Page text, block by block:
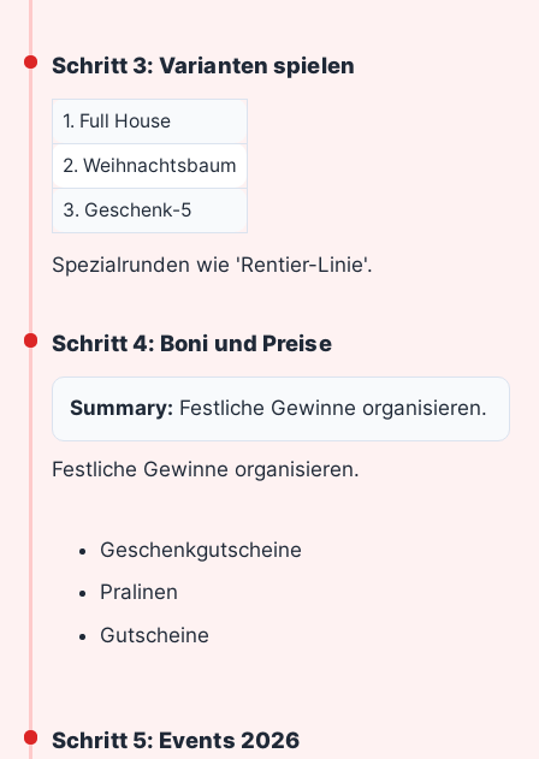
Schritt 3: Varianten spielen
1. Full House
2. Weihnachtsbaum
3. Geschenk-5
Spezialrunden wie 'Rentier-Linie'.
Schritt 4: Boni und Preise
Summary: Festliche Gewinne organisieren.
Festliche Gewinne organisieren.
Geschenkgutscheine
Pralinen
Gutscheine
Schritt 5: Events 2026